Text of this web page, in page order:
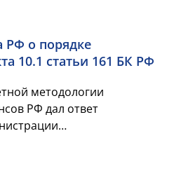
о порядке
10.1 статьи 161 БК РФ
методологии
РФ дал ответ
10.1 статьи 161